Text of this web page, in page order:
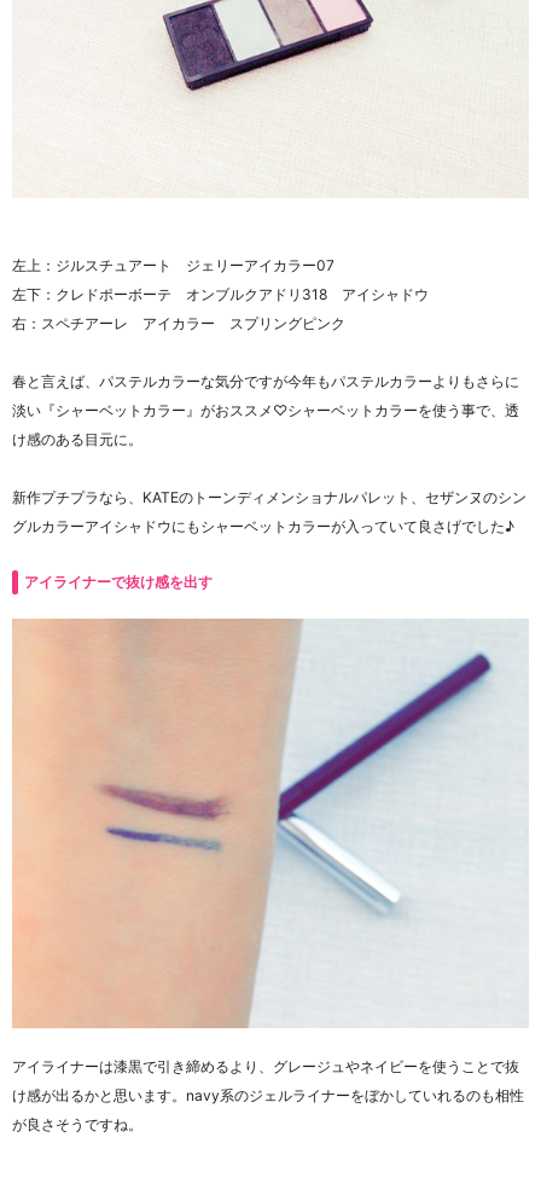
左上：ジルスチュアート ジェリーアイカラー07
左下：クレドポーボーテ オンブルクアドリ318 アイシャドウ
右：スペチアーレ アイカラー スプリングピンク
春と言えば、パステルカラーな気分ですが今年もパステルカラーよりもさらに
淡い『シャーベットカラー』がおススメ♡シャーベットカラーを使う事で、透
け感のある目元に。
新作プチプラなら、KATEのトーンディメンショナルパレット、セザンヌのシン
グルカラーアイシャドウにもシャーベットカラーが入っていて良さげでした♪
アイライナーで抜け感を出す
アイライナーは漆黒で引き締めるより、グレージュやネイビーを使うことで抜
け感が出るかと思います。navy系のジェルライナーをぼかしていれるのも相性
が良さそうですね。